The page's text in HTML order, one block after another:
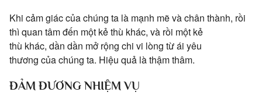
Khi cảm giác của chúng ta là mạnh mẽ và chân thành, rồi
thì quan tâm đến một kẻ thù khác, và rồi một kẻ
thù khác, dần dần mở rộng chi vi lòng từ ái yêu
thương của chúng ta. Hiệu quả là thậm thâm.
ĐẢM ĐƯƠNG NHIỆM VỤ